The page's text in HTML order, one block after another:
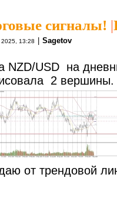
сигналы! |
13:28 Sagetov
NZD/USD на
2 вершины.
от трендовой